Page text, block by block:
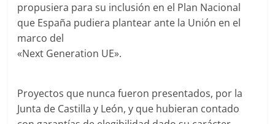
propusiera para su inclusión en el Plan Nacional
que España pudiera plantear ante la Unión en el
marco del
«Next Generation UE».
Proyectos que nunca fueron presentados, por la
Junta de Castilla y León, y que hubieran contado